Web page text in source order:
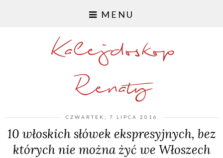
MENU
Kalejdoskop
Renaty
CZWARTEK, 7 LIPCA 2016
10 włoskich słówek ekspresyjnych, bez
których nie można żyć we Włoszech